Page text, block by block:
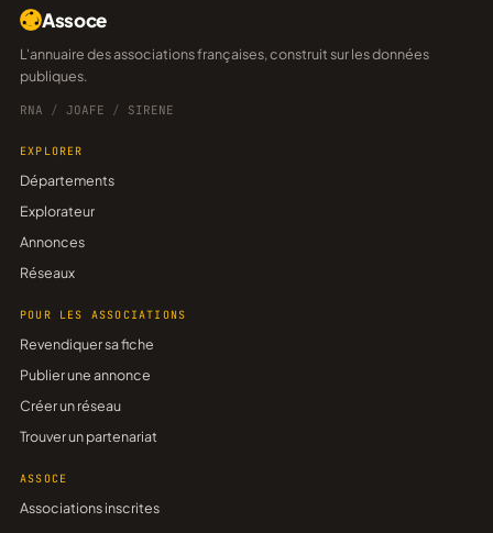
Assoce
L'annuaire des associations françaises, construit sur les données
publiques.
RNA / JOAFE / SIRENE
EXPLORER
Départements
Explorateur
Annonces
Réseaux
POUR LES ASSOCIATIONS
Revendiquer sa fiche
Publier une annonce
Créer un réseau
Trouver un partenariat
ASSOCE
Associations inscrites